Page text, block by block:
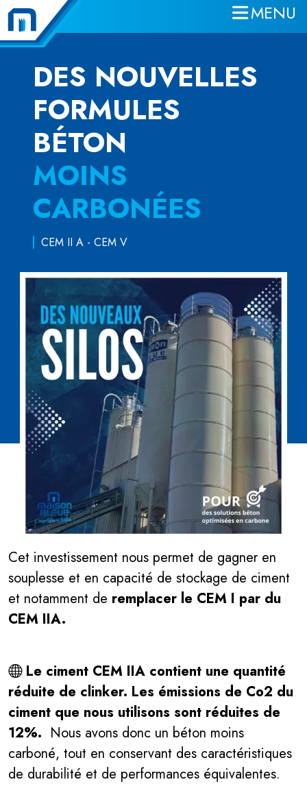
Aller au contenu principal
MENU
DES NOUVELLES
FORMULES
BÉTON
MOINS
CARBONÉES
CEM II A - CEM V
NOUS AVONS 2 NOUVEAUX SILOS !
Cet investissement nous permet de gagner en
souplesse et en capacité de stockage de ciment
et notamment de remplacer le CEM I par du
CEM IIA.
Le ciment CEM IIA contient une quantité
réduite de clinker. Les émissions de Co2 du
ciment que nous utilisons sont réduites de
12%. Nous avons donc un béton moins
carboné, tout en conservant des caractéristiques
de durabilité et de performances équivalentes.